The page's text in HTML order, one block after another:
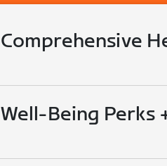
Comprehensive
Well-Being Perks